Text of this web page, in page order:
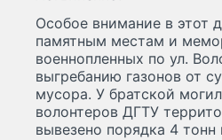
Особое внимание в этот
памятным местам и
военнопленных по ул.
выгребанию газонов от
мусора. У братской
волонтеров ДГТУ
вывезено порядка 4 тонн